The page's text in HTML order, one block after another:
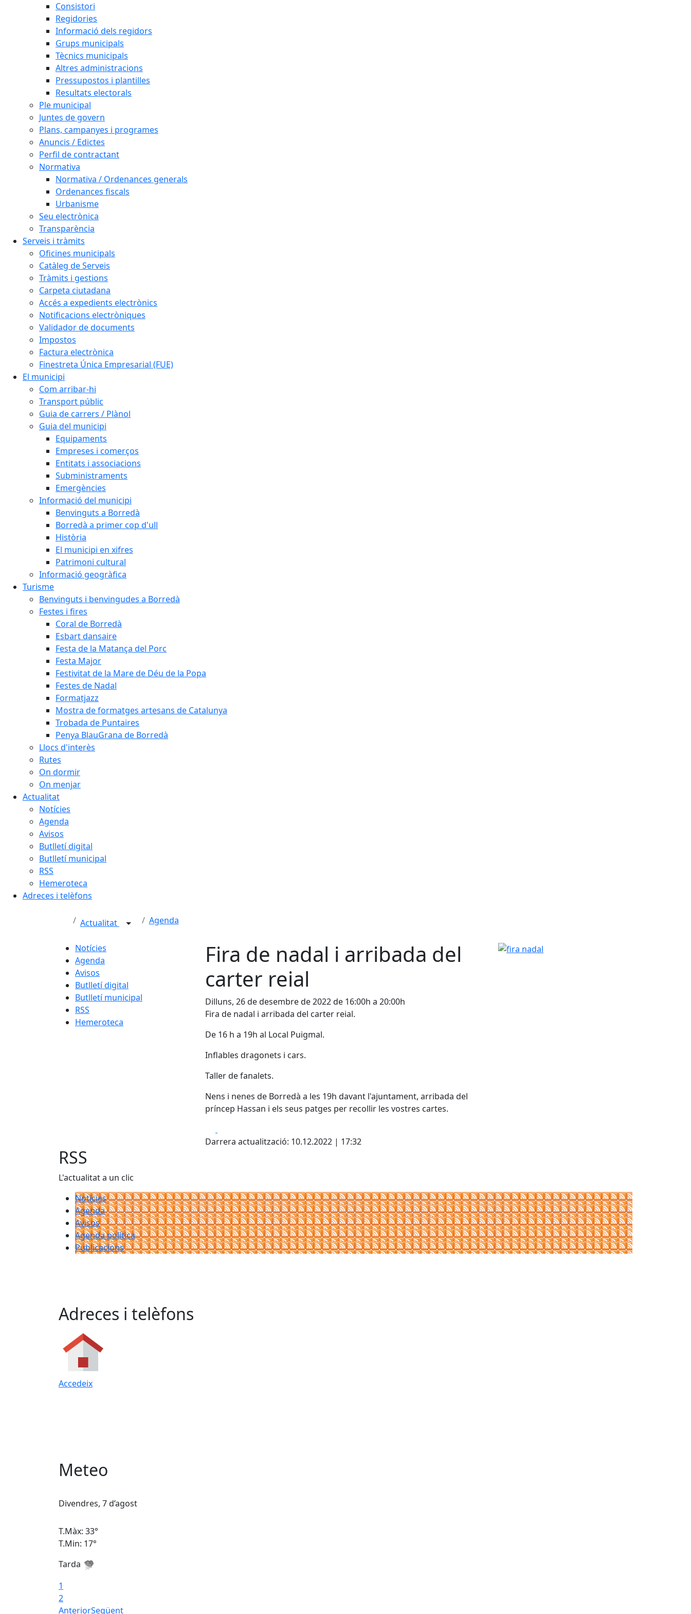
Consistori
Regidories
Informació dels regidors
Grups municipals
Tècnics municipals
Altres administracions
Pressupostos i plantilles
Resultats electorals
Ple municipal
Juntes de govern
Plans, campanyes i programes
Anuncis / Edictes
Perfil de contractant
Normativa
Normativa / Ordenances generals
Ordenances fiscals
Urbanisme
Seu electrònica
Transparència
Serveis i tràmits
Oficines municipals
Catàleg de Serveis
Tràmits i gestions
Carpeta ciutadana
Accés a expedients electrònics
Notificacions electròniques
Validador de documents
Impostos
Factura electrònica
Finestreta Única Empresarial (FUE)
El municipi
Com arribar-hi
Transport públic
Guia de carrers / Plànol
Guia del municipi
Equipaments
Empreses i comerços
Entitats i associacions
Subministraments
Emergències
Informació del municipi
Benvinguts a Borredà
Borredà a primer cop d'ull
Història
El municipi en xifres
Patrimoni cultural
Informació geogràfica
Turisme
Benvinguts i benvingudes a Borredà
Festes i fires
Coral de Borredà
Esbart dansaire
Festa de la Matança del Porc
Festa Major
Festivitat de la Mare de Déu de la Popa
Festes de Nadal
Formatjazz
Mostra de formatges artesans de Catalunya
Trobada de Puntaires
Penya BlauGrana de Borredà
Llocs d'interès
Rutes
On dormir
On menjar
Actualitat
Notícies
Agenda
Avisos
Butlletí digital
Butlletí municipal
RSS
Hemeroteca
Adreces i telèfons
Actualitat Agenda
Notícies
Agenda
Avisos
Butlletí digital
Butlletí municipal
RSS
Hemeroteca
Fira de nadal i arribada del
carter reial
Dilluns, 26 de desembre de 2022 de 16:00h a 20:00h
Fira de nadal i arribada del carter reial.
De 16 h a 19h al Local Puigmal.
Inflables dragonets i cars.
Taller de fanalets.
Nens i nenes de Borredà a les 19h davant l'ajuntament, arribada del
príncep Hassan i els seus patges per recollir les vostres cartes.
Darrera actualització: 10.12.2022 | 17:32
fira nadal
RSS
L'actualitat a un clic
Notícies
Agenda
Avisos
Agenda política
Publicacions
Adreces i telèfons
Accedeix
Meteo
Divendres, 7 d’agost
T.Màx: 33°
T.Min: 17°
Tarda
1
2
AnteriorSegüent